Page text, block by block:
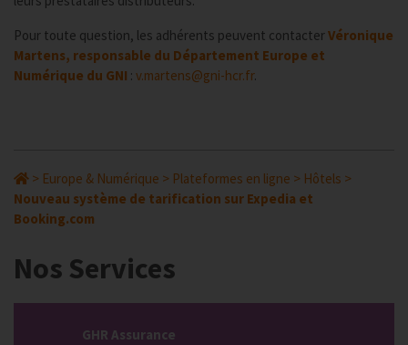
Pour toute question, les adhérents peuvent contacterVéronique
Martens, responsable du Département Europe et
Numérique du GNI : v.martens@gni-hcr.fr.
> Europe & Numérique > Plateformes en ligne > Hôtels >
Nouveau système de tarification sur Expedia et
Booking.com
Nos Services
GHR Assurance